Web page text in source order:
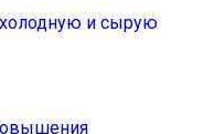
и сырую